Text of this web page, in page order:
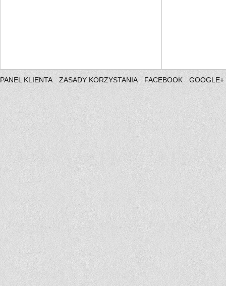
PANEL KLIENTA ZASADY KORZYSTANIA FACEBOOK GOOGLE+